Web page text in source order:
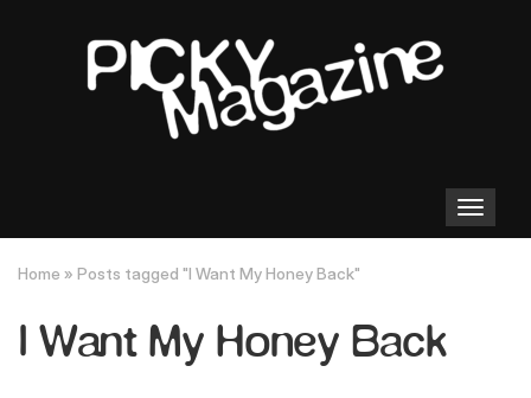
Toggle
navigation
Home » Posts tagged "I Want My Honey Back"
I Want My Honey Back